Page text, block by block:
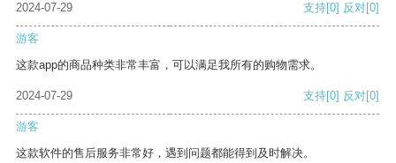
2024-07-29
支持[0] 反对[0]
游客
这款app的商品种类非常丰富，可以满足我所有的购物需求。
2024-07-29 支持[0] 反对[0]
游客
这款软件的售后服务非常好，遇到问题都能得到及时解决。